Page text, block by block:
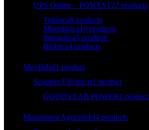
UPS Online – POWEST27 products
Trifásica8 products
Monofásica10 products
Interactiva5 products
Bifásica4 products
Movilidad1 product
Scooters Eléctricos1 product
GOODYEAR POWER1 product
Maquinaria Agricola104 products